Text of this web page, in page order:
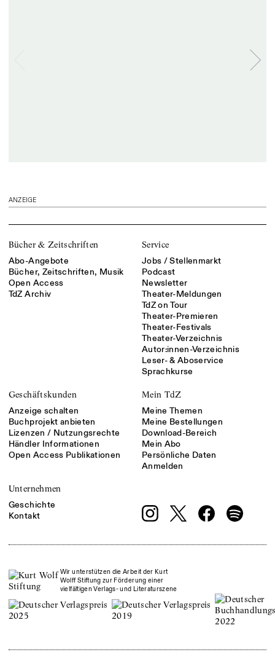
ANZEIGE
Bücher & Zeitschriften
Abo-Angebote
Bücher, Zeitschriften, Musik
Open Access
TdZ Archiv
Service
Jobs / Stellenmarkt
Podcast
Newsletter
Theater-Meldungen
TdZ on Tour
Theater-Premieren
Theater-Festivals
Theater-Verzeichnis
Autor:innen-Verzeichnis
Leser- & Aboservice
Sprachkurse
Geschäftskunden
Anzeige schalten
Buchprojekt anbieten
Lizenzen / Nutzungsrechte
Händler Informationen
Open Access Publikationen
Mein TdZ
Meine Themen
Meine Bestellungen
Download-Bereich
Mein Abo
Persönliche Daten
Anmelden
Unternehmen
Geschichte
Kontakt
Wir unterstützen die Arbeit der Kurt
Wolff Stiftung zur Förderung einer
vielfältigen Verlags- und Literaturszene